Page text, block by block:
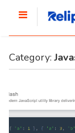
Category: